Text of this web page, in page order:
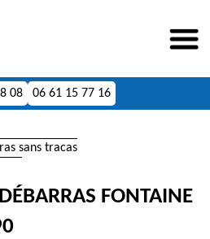
08 06 61 15 77 16
sans tracas
FONTAINE